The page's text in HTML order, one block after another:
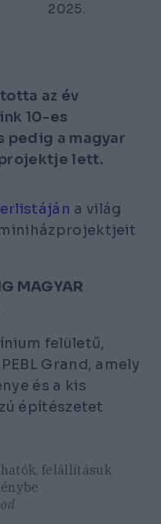
2025.
az év
10-es
pedig a magyar
projektje lett.
a világ
MAGYAR
felületű,
Grand, amely
és a kis
építészetet
felállításuk